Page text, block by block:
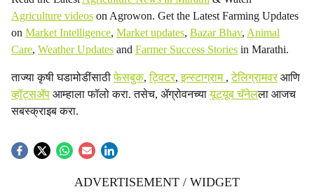
Agriculture videos on Agrowon. Get the Latest Farming Updates
on Market Intelligence, Market updates, Bazar Bhav, Animal
Care, Weather Updates and Farmer Success Stories in Marathi.
ताज्या कृषी घडामोडींसाठीफेसबुक,ट्विटर,इन्स्टाग्राम ,टेलिग्रामवरआणि
व्हॉट्सॲप आम्हाला फॉलो करा. तसेच, ॲग्रोवनच्यायूट्यूब चॅनेलला आजच
सबस्क्राइब करा.
ADVERTISEMENT / WIDGET